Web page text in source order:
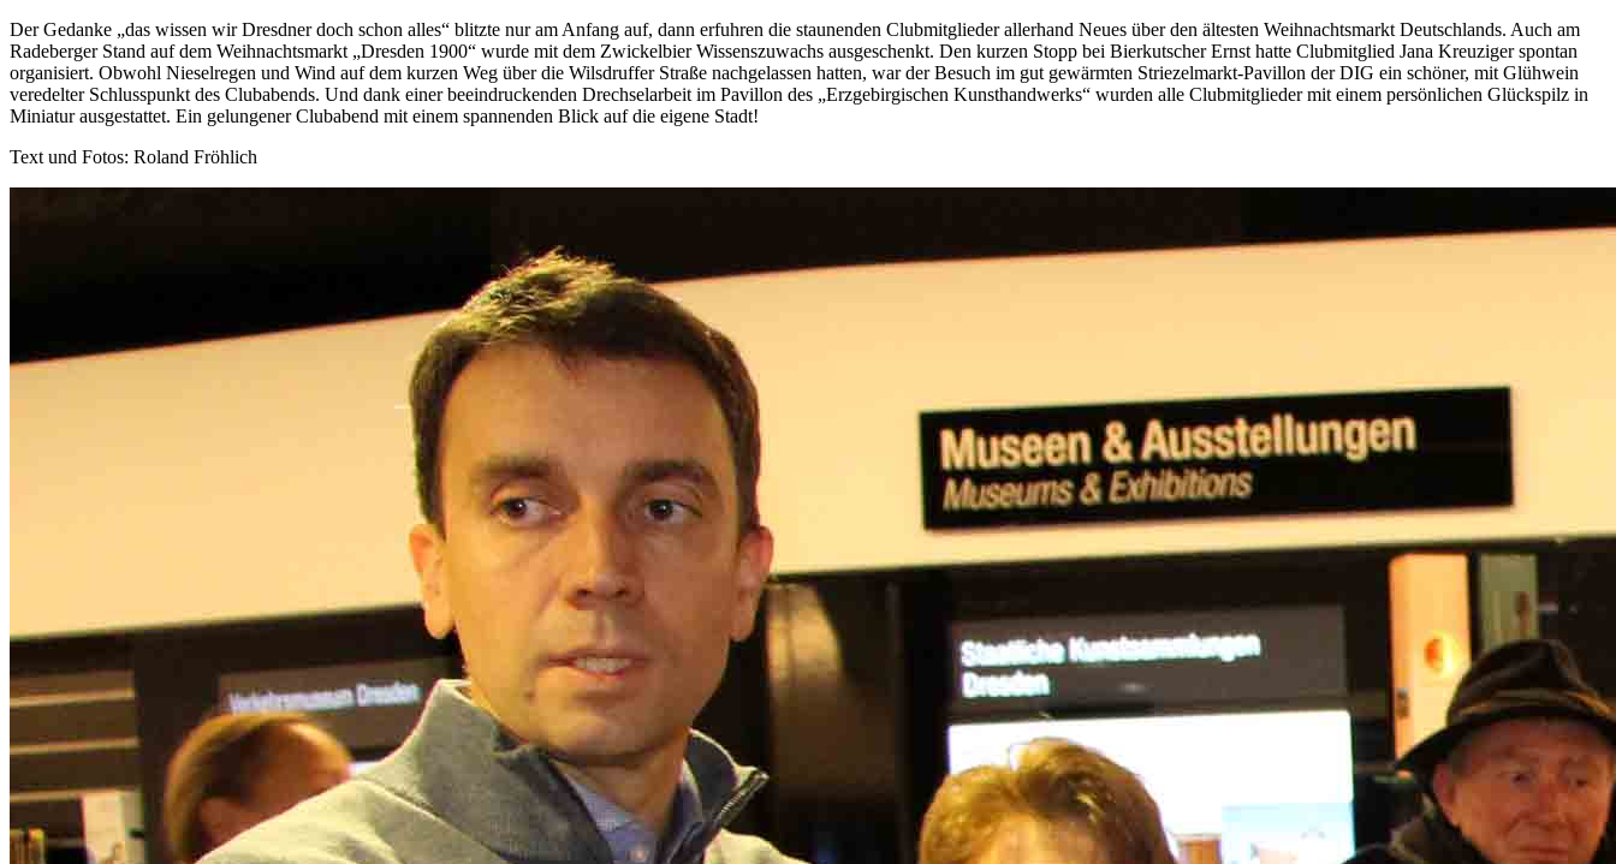
Der Gedanke „das wissen wir Dresdner doch schon alles“ blitzte nur am Anfang auf, dann erfuhren die staunenden Clubmitglieder allerhand Neues über den ältesten Weihnachtsmarkt Deutschlands. Auch am
Radeberger Stand auf dem Weihnachtsmarkt „Dresden 1900“ wurde mit dem Zwickelbier Wissenszuwachs ausgeschenkt. Den kurzen Stopp bei Bierkutscher Ernst hatte Clubmitglied Jana Kreuziger spontan
organisiert. Obwohl Nieselregen und Wind auf dem kurzen Weg über die Wilsdruffer Straße nachgelassen hatten, war der Besuch im gut gewärmten Striezelmarkt-Pavillon der DIG ein schöner, mit Glühwein
veredelter Schlusspunkt des Clubabends. Und dank einer beeindruckenden Drechselarbeit im Pavillon des „Erzgebirgischen Kunsthandwerks“ wurden alle Clubmitglieder mit einem persönlichen Glückspilz in
Miniatur ausgestattet. Ein gelungener Clubabend mit einem spannenden Blick auf die eigene Stadt!
Text und Fotos: Roland Fröhlich